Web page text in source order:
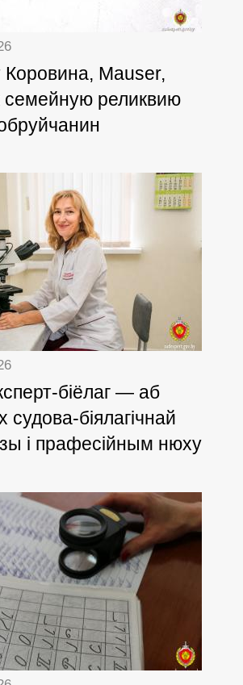
Коровина, Mauser,
семейную реликвию
біёлаг — аб
судова-біялагічнай
і прафесійным нюху